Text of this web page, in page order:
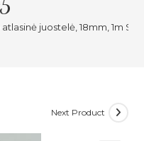
juostelė, 18mm, 1m S18/
Next Product